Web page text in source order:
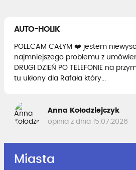
AUTO-HOLIK
POLECAM CAŁYM ❤️ jestem
najmniejszego problemu z
DRUGI DZIEŃ PO TELEFONIE na
tu ukłony dla Rafała który...
Anna Kołodziejczyk
opinia z dnia 15.07.2026
Miasta